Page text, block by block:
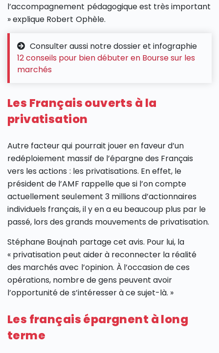
l’accompagnement pédagogique est très important
» explique Robert Ophèle.
Consulter aussi notre dossier et infographie
12 conseils pour bien débuter en Bourse sur les
marchés
Les Français ouverts à la
privatisation
Autre facteur qui pourrait jouer en faveur d’un
redéploiement massif de l’épargne des Français
vers les actions : les privatisations. En effet, le
président de l’AMF rappelle que si l’on compte
actuellement seulement 3 millions d’actionnaires
individuels français, il y en a eu beaucoup plus par le
passé, lors des grands mouvements de privatisation.
Stéphane Boujnah partage cet avis. Pour lui, la
« privatisation peut aider à reconnecter la réalité
des marchés avec l’opinion. À l’occasion de ces
opérations, nombre de gens peuvent avoir
l’opportunité de s’intéresser à ce sujet-là. »
Les français épargnent à long
terme